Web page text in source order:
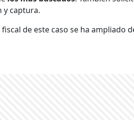
y captura.
de este caso se ha ampliado